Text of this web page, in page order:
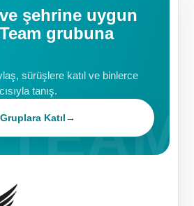
şehrine uygun
grubuna
sürüşlere katıl ve binlerce
tanış.
Gruplara Katıl→